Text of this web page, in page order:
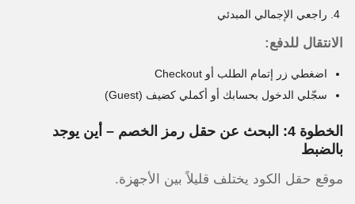
راجعي الإجمالي المبدئي
الانتقال للدفع:
اضغطي زر إتمام الطلب أو Checkout
سجّلي الدخول بحسابك أو أكملي كضيف (Guest)
الخطوة 4: البحث عن حقل رمز الخصم – أين يوجد
بالضبط
موقع حقل الكود يختلف قليلاً بين الأجهزة.